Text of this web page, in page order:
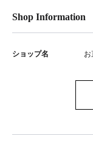
Shop Information
ショップ名 お